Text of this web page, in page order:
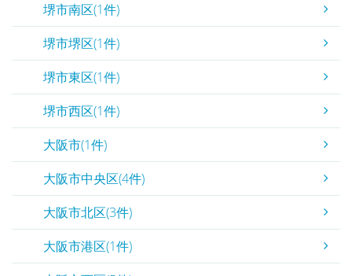
堺市南区(1件)
堺市堺区(1件)
堺市東区(1件)
堺市西区(1件)
大阪市(1件)
大阪市中央区(4件)
大阪市北区(3件)
大阪市港区(1件)